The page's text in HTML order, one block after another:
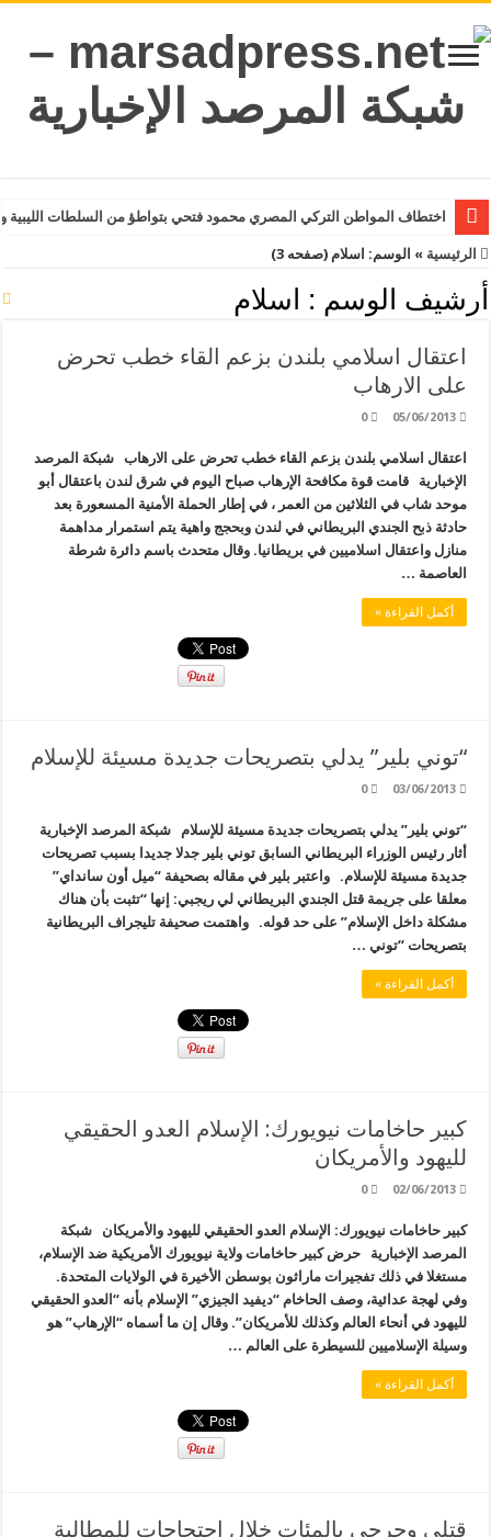
اختطاف المواطن التركي المصري محمود فتحي بتواطؤ من السلطات
الرئيسية » الوسم: اسلام (صفحه 3)
أرشيف الوسم : اسلام
اعتقال اسلامي بلندن بزعم القاء خطب تحرض
على الارهاب
05/06/2013
0
اعتقال اسلامي بلندن بزعم القاء خطب تحرض على الارهاب شبكة المرصد
الإخبارية قامت قوة مكافحة الإرهاب صباح اليوم في شرق لندن باعتقال أبو
موحد شاب في الثلاثين من العمر ، في إطار الحملة الأمنية المسعورة بعد
حادثة ذبح الجندي البريطاني في لندن وبحجج واهية يتم استمرار مداهمة
منازل واعتقال اسلاميين في بريطانيا. وقال متحدث باسم دائرة شرطة
العاصمة …
أكمل القراءة »
“توني بلير” يدلي بتصريحات جديدة مسيئة للإسلام
03/06/2013
0
“توني بلير” يدلي بتصريحات جديدة مسيئة للإسلام شبكة المرصد الإخبارية
أثار رئيس الوزراء البريطاني السابق توني بلير جدلا جديدا بسبب تصريحات
جديدة مسيئة للإسلام. واعتبر بلير في مقاله بصحيفة “ميل أون سانداي”
معلقا على جريمة قتل الجندي البريطاني لي ريجبي: إنها “تثبت بأن هناك
مشكلة داخل الإسلام” على حد قوله. واهتمت صحيفة تليجراف البريطانية
بتصريحات “توني …
أكمل القراءة »
كبير حاخامات نيويورك: الإسلام العدو الحقيقي
لليهود والأمريكان
02/06/2013
0
كبير حاخامات نيويورك: الإسلام العدو الحقيقي لليهود والأمريكان شبكة
المرصد الإخبارية حرض كبير حاخامات ولاية نيويورك الأمريكية ضد الإسلام،
مستغلا في ذلك تفجيرات ماراثون بوسطن الأخيرة في الولايات المتحدة.
وفي لهجة عدائية، وصف الحاخام “ديفيد الجيزي” الإسلام بأنه “العدو الحقيقي
لليهود في أنحاء العالم وكذلك للأمريكان”. وقال إن ما أسماه “الإرهاب” هو
وسيلة الإسلاميين للسيطرة على العالم …
أكمل القراءة »
قتلى وجرحى بالمئات خلال احتجاجات للمطالبة